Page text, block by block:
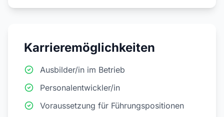
Karrieremöglichkeiten
Ausbilder/in im Betrieb
Personalentwickler/in
Voraussetzung für Führungspositionen